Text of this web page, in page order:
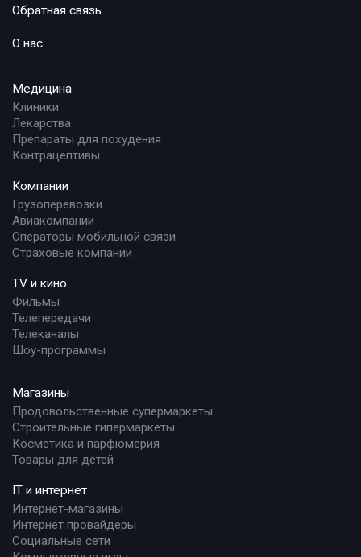
Обратная связь
О нас
Медицина
Клиники
Лекарства
Препараты для похудения
Контрацептивы
Компании
Грузоперевозки
Авиакомпании
Операторы мобильной связи
Страховые компании
TV и кино
Фильмы
Телепередачи
Телеканалы
Шоу-программы
Магазины
Продовольственные супермаркеты
Строительные гипермаркеты
Косметика и парфюмерия
Товары для детей
IT и интернет
Интернет-магазины
Интернет провайдеры
Социальные сети